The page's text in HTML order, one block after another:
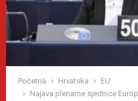
Početna Hrvatska
EU
Najava plenarne sjednice